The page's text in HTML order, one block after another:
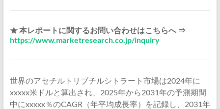
★ 本レポートに関するお問い合わせはこちらへ ⇒
https://www.marketresearch.co.jp/inquiry
世界のアセチルトリブチルシトラート市場は2024年に
xxxxx米ドルと算出され、2025年から2031年の予測期間
中にxxxxx％のCAGR（年平均成長率）を記録し、2031年